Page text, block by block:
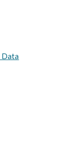
Data